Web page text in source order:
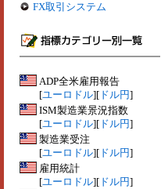
FX取引システム
ADP全米雇用報告
[ユーロドル][ ドル円]
ISM製造業景況指数
[ユーロドル][ ドル円]
製造業受注
[ユーロドル][ ドル円]
雇用統計
[ユーロドル][ ドル円]